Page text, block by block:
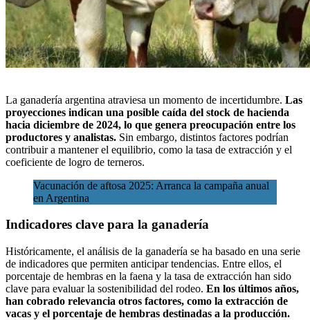
La ganadería argentina atraviesa un momento de incertidumbre. Las
proyecciones indican una posible caída del stock de hacienda
hacia diciembre de 2024, lo que genera preocupación entre los
productores y analistas. Sin embargo, distintos factores podrían
contribuir a mantener el equilibrio, como la tasa de extracción y el
coeficiente de logro de terneros.
Vacunación de aftosa 2025: Arranca la campaña anual
en Argentina
Indicadores clave para la ganadería
Históricamente, el análisis de la ganadería se ha basado en una serie
de indicadores que permiten anticipar tendencias. Entre ellos, el
porcentaje de hembras en la faena y la tasa de extracción han sido
clave para evaluar la sostenibilidad del rodeo. En los últimos años,
han cobrado relevancia otros factores, como la extracción de
vacas y el porcentaje de hembras destinadas a la producción.